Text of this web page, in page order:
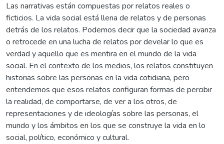
Las narrativas están compuestas por relatos reales o
ficticios. La vida social está llena de relatos y de personas
detrás de los relatos. Podemos decir que la sociedad avanza
o retrocede en una lucha de relatos por develar lo que es
verdad y aquello que es mentira en el mundo de la vida
social. En el contexto de los medios, los relatos constituyen
historias sobre las personas en la vida cotidiana, pero
entendemos que esos relatos configuran formas de percibir
la realidad, de comportarse, de ver a los otros, de
representaciones y de ideologías sobre las personas, el
mundo y los ámbitos en los que se construye la vida en lo
social, político, económico y cultural.